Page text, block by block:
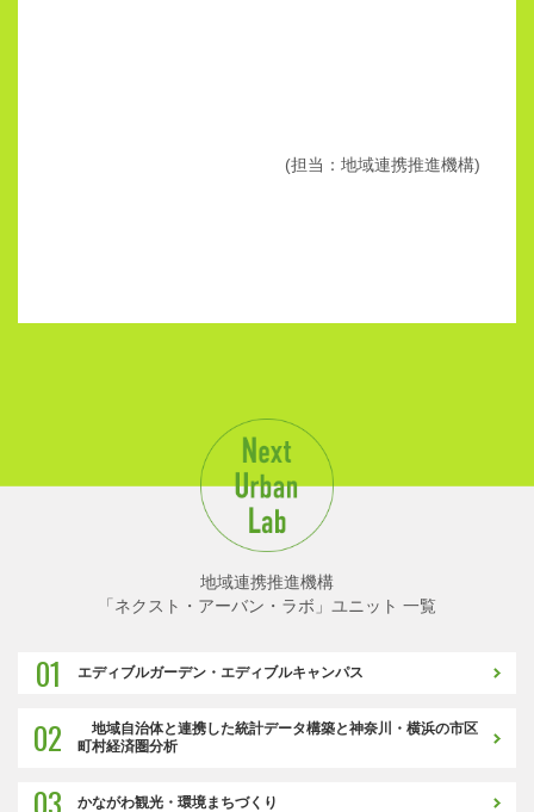
(担当：地域連携推進機構)
地域連携推進機構
「ネクスト・アーバン・ラボ」ユニット 一覧
01 エディブルガーデン・エディブルキャンパス
02
地域自治体と連携した統計データ構築と神奈川・横浜の市区
町村経済圏分析
03 かながわ観光・環境まちづくり